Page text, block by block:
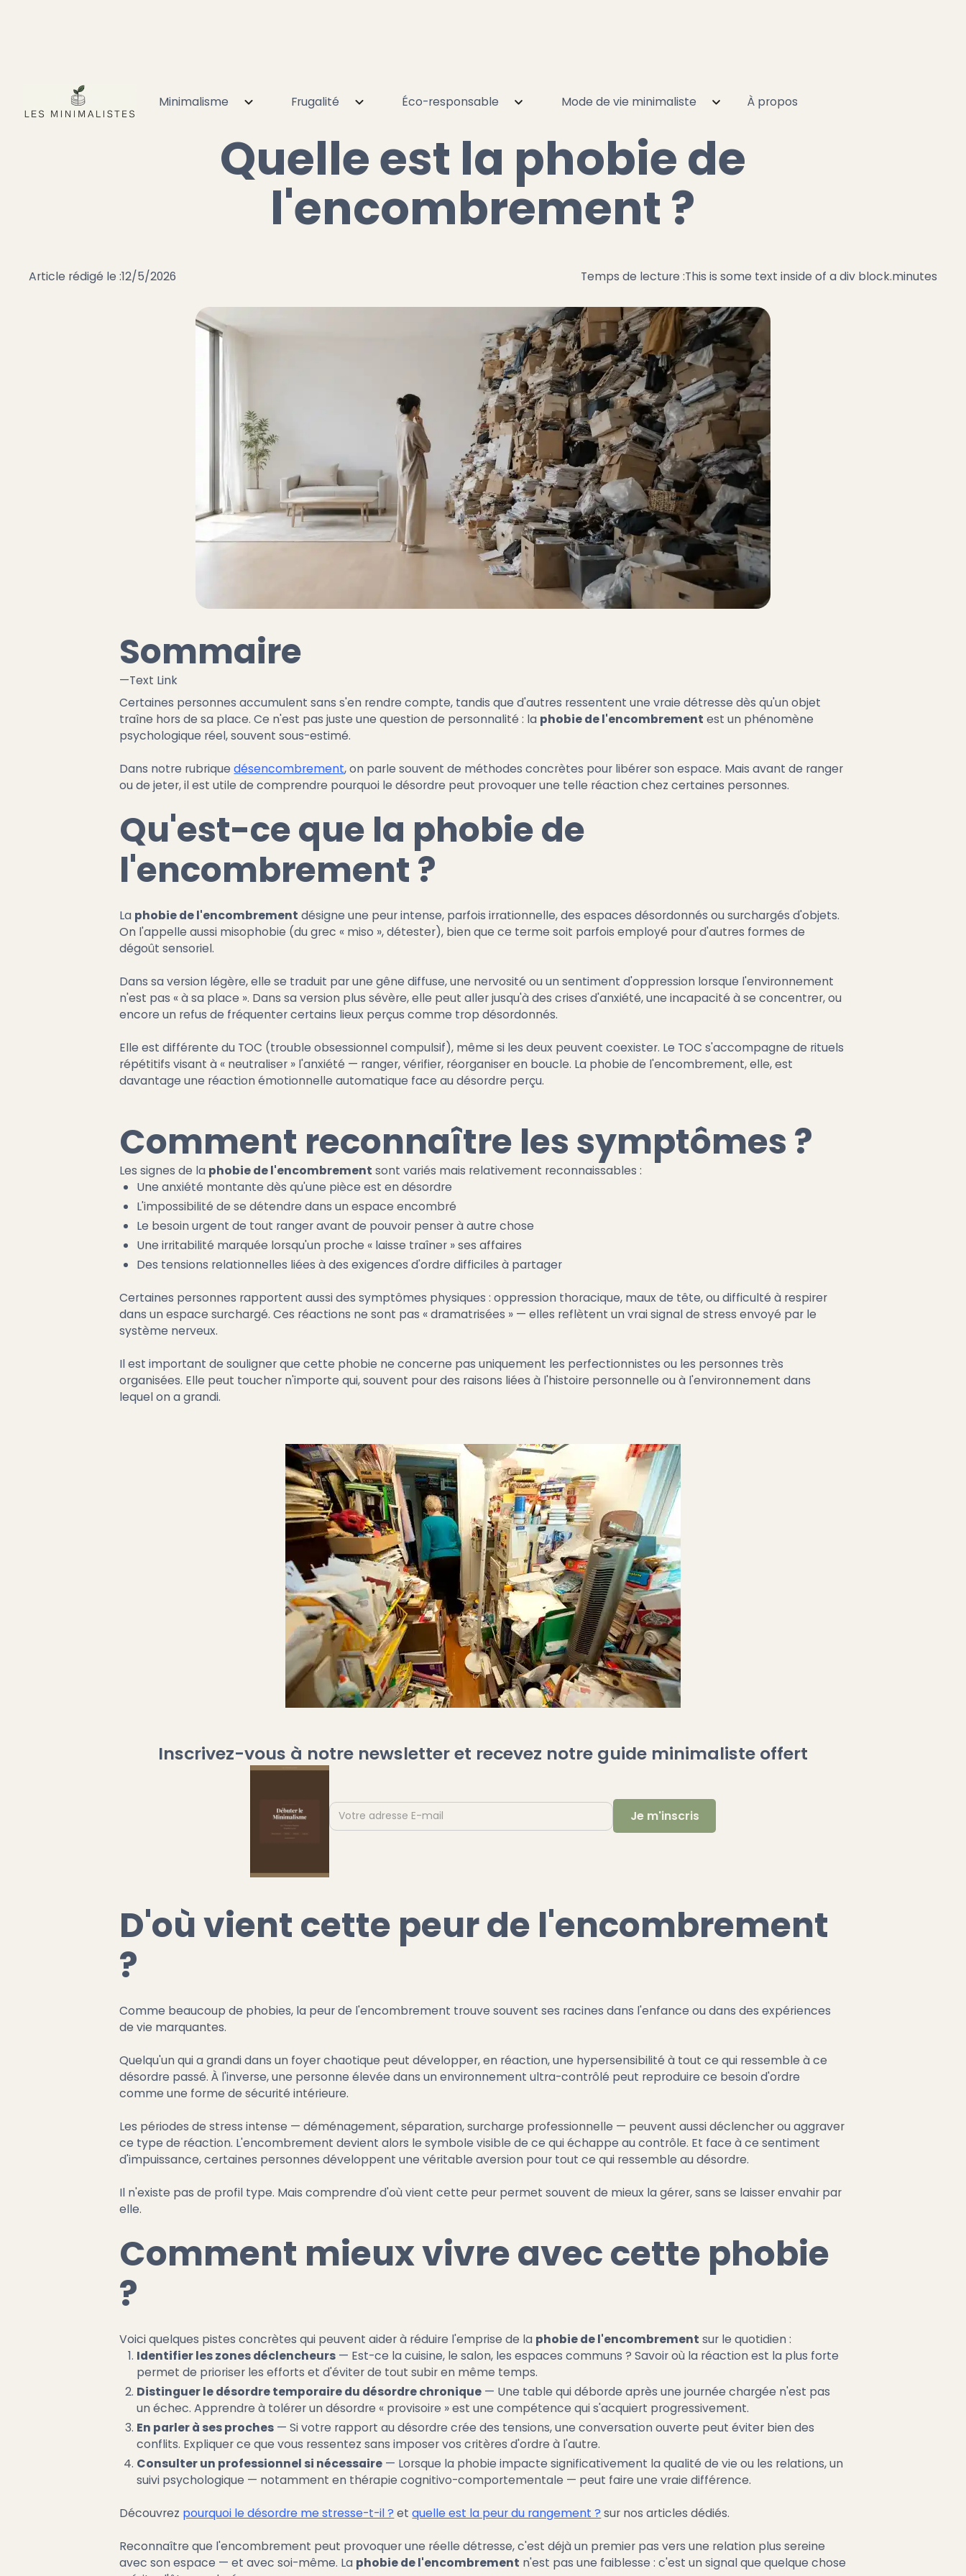
Minimalisme Frugalité Éco-responsable Mode de vie minimaliste À propos
Minimalisme Désencombrement Quelle est la phobie de l'encombrement ?
Quelle est la phobie de
l'encombrement ?
Article rédigé le :12/5/2026 Temps de lecture :This is some text inside of a div block.minutes
Sommaire
—Text Link
Certaines personnes accumulent sans s'en rendre compte, tandis que d'autres ressentent une vraie détresse dès qu'un objet
traîne hors de sa place. Ce n'est pas juste une question de personnalité : la phobie de l'encombrement est un phénomène
psychologique réel, souvent sous-estimé.
Dans notre rubriquedésencombrement, on parle souvent de méthodes concrètes pour libérer son espace. Mais avant de ranger
ou de jeter, il est utile de comprendre pourquoi le désordre peut provoquer une telle réaction chez certaines personnes.
Qu'est-ce que la phobie de
l'encombrement ?
La phobie de l'encombrement désigne une peur intense, parfois irrationnelle, des espaces désordonnés ou surchargés d'objets.
On l'appelle aussi misophobie (du grec « miso », détester), bien que ce terme soit parfois employé pour d'autres formes de
dégoût sensoriel.
Dans sa version légère, elle se traduit par une gêne diffuse, une nervosité ou un sentiment d'oppression lorsque l'environnement
n'est pas « à sa place ». Dans sa version plus sévère, elle peut aller jusqu'à des crises d'anxiété, une incapacité à se concentrer, ou
encore un refus de fréquenter certains lieux perçus comme trop désordonnés.
Elle est différente du TOC (trouble obsessionnel compulsif), même si les deux peuvent coexister. Le TOC s'accompagne de rituels
répétitifs visant à « neutraliser » l'anxiété — ranger, vérifier, réorganiser en boucle. La phobie de l'encombrement, elle, est
davantage une réaction émotionnelle automatique face au désordre perçu.
Comment reconnaître les symptômes ?
Les signes de la phobie de l'encombrement sont variés mais relativement reconnaissables :
Une anxiété montante dès qu'une pièce est en désordre
L'impossibilité de se détendre dans un espace encombré
Le besoin urgent de tout ranger avant de pouvoir penser à autre chose
Une irritabilité marquée lorsqu'un proche « laisse traîner » ses affaires
Des tensions relationnelles liées à des exigences d'ordre difficiles à partager
Certaines personnes rapportent aussi des symptômes physiques : oppression thoracique, maux de tête, ou difficulté à respirer
dans un espace surchargé. Ces réactions ne sont pas « dramatrisées » — elles reflètent un vrai signal de stress envoyé par le
système nerveux.
Il est important de souligner que cette phobie ne concerne pas uniquement les perfectionnistes ou les personnes très
organisées. Elle peut toucher n'importe qui, souvent pour des raisons liées à l'histoire personnelle ou à l'environnement dans
lequel on a grandi.
Inscrivez-vous à notre newsletter et recevez notre guide minimaliste offert
D'où vient cette peur de l'encombrement
?
Comme beaucoup de phobies, la peur de l'encombrement trouve souvent ses racines dans l'enfance ou dans des expériences
de vie marquantes.
Quelqu'un qui a grandi dans un foyer chaotique peut développer, en réaction, une hypersensibilité à tout ce qui ressemble à ce
désordre passé. À l'inverse, une personne élevée dans un environnement ultra-contrôlé peut reproduire ce besoin d'ordre
comme une forme de sécurité intérieure.
Les périodes de stress intense — déménagement, séparation, surcharge professionnelle — peuvent aussi déclencher ou aggraver
ce type de réaction. L'encombrement devient alors le symbole visible de ce qui échappe au contrôle. Et face à ce sentiment
d'impuissance, certaines personnes développent une véritable aversion pour tout ce qui ressemble au désordre.
Il n'existe pas de profil type. Mais comprendre d'où vient cette peur permet souvent de mieux la gérer, sans se laisser envahir par
elle.
Comment mieux vivre avec cette phobie
?
Voici quelques pistes concrètes qui peuvent aider à réduire l'emprise de la phobie de l'encombrement sur le quotidien :
Identifier les zones déclencheurs — Est-ce la cuisine, le salon, les espaces communs ? Savoir où la réaction est la plus forte
permet de prioriser les efforts et d'éviter de tout subir en même temps.
Distinguer le désordre temporaire du désordre chronique — Une table qui déborde après une journée chargée n'est pas
un échec. Apprendre à tolérer un désordre « provisoire » est une compétence qui s'acquiert progressivement.
En parler à ses proches — Si votre rapport au désordre crée des tensions, une conversation ouverte peut éviter bien des
conflits. Expliquer ce que vous ressentez sans imposer vos critères d'ordre à l'autre.
Consulter un professionnel si nécessaire — Lorsque la phobie impacte significativement la qualité de vie ou les relations, un
suivi psychologique — notamment en thérapie cognitivo-comportementale — peut faire une vraie différence.
Découvrez pourquoi le désordre me stresse-t-il ? etquelle est la peur du rangement ? sur nos articles dédiés.
Reconnaître que l'encombrement peut provoquer une réelle détresse, c'est déjà un premier pas vers une relation plus sereine
avec son espace — et avec soi-même. La phobie de l'encombrement n'est pas une faiblesse : c'est un signal que quelque chose